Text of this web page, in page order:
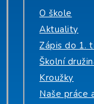
O škole
Aktuality
Zápis do 1.
Školní
Kroužky
Naše práce